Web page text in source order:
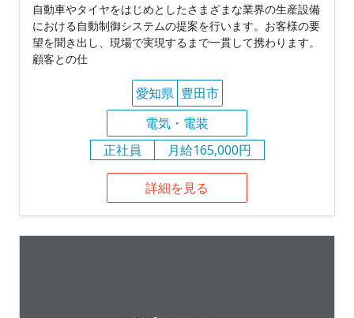
自動車やタイヤをはじめとしたさまざまな業界の生産設備
における自動制御システムの提案を行います。お客様の要
望を聞き出し、現場で実現するまで一貫して携わります。
顧客との仕
愛知県 豊田市
電気・電装
正社員
月給165,000円
詳細を見る